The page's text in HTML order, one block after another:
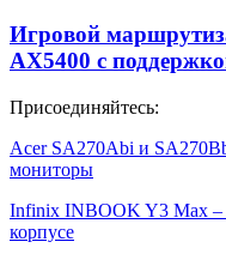
Игровой
AX5400 с
Присоединяйтесь:
Acer SA270Abi и
мониторы
Infinix INBOOK Y3 Max –
корпусе